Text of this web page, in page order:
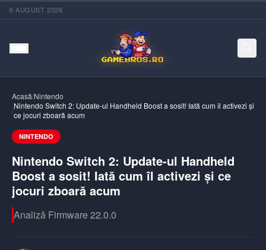
6 AUGUST 2026
Acasă/Nintendo
/Nintendo Switch 2: Update-ul Handheld Boost a sosit! Iată cum îl activezi și
ce jocuri zboară acum
NINTENDO
Nintendo Switch 2: Update-ul Handheld
Boost a sosit! Iată cum îl activezi și ce
jocuri zboară acum
Analiză Firmware 22.0.0